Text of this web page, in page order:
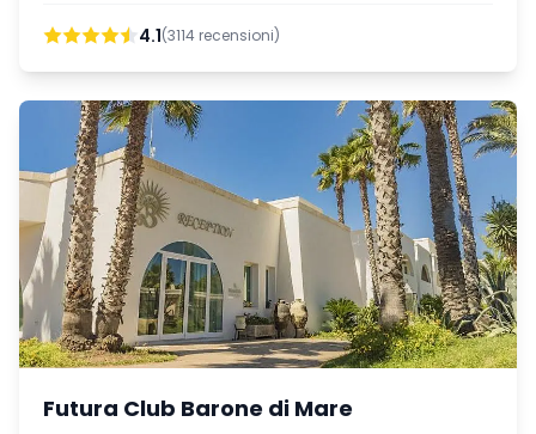
4.1(3114 recensioni)
Futura Club Barone di Mare